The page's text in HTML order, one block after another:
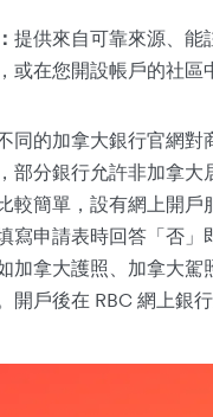
提供來自可靠來源、能
或在您開設帳戶的社區
同的加拿大銀行官網
部分銀行允許非加拿
較簡單，設有網上開戶
寫申請表時回答「否
加拿大護照、加拿大
開戶後在 RBC 網上銀